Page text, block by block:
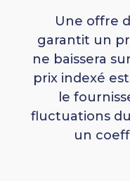
Une offre
garantit un
ne baissera
prix indexé
le
fluctuations
un